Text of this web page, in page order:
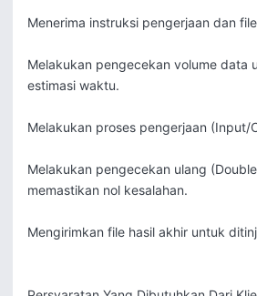
Menerima instruksi pengerjaan dan
Melakukan pengecekan volume data
estimasi waktu.
Melakukan proses pengerjaan (Input/
Melakukan pengecekan ulang
memastikan nol kesalahan.
Mengirimkan file hasil akhir untuk